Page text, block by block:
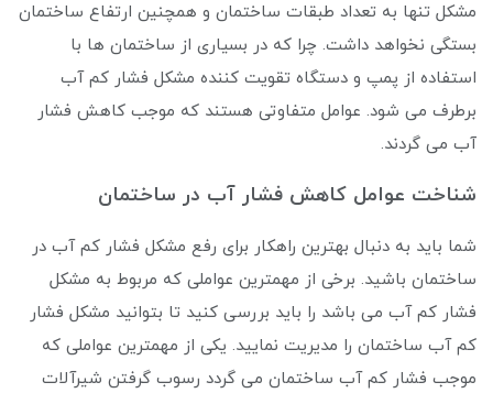
مشکل تنها به تعداد طبقات ساختمان و همچنین ارتفاع ساختمان
بستگی نخواهد داشت. چرا که در بسیاری از ساختمان ها با
استفاده از پمپ و دستگاه تقویت کننده مشکل فشار کم آب
برطرف می شود. عوامل متفاوتی هستند که موجب کاهش فشار
آب می گردند.
شناخت عوامل کاهش فشار آب در ساختمان
شما باید به دنبال بهترین راهکار برای رفع مشکل فشار کم آب در
ساختمان باشید. برخی از مهمترین عواملی که مربوط به مشکل
فشار کم آب می باشد را باید بررسی کنید تا بتوانید مشکل فشار
کم آب ساختمان را مدیریت نمایید. یکی از مهمترین عواملی که
موجب فشار کم آب ساختمان می گردد رسوب گرفتن شیرآلات